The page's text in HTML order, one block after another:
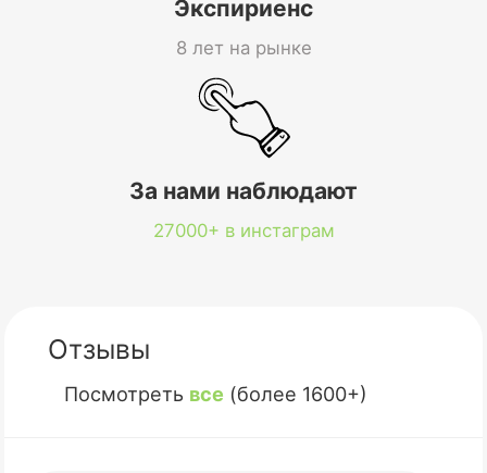
Экспириенс
8 лет на рынке
За нами наблюдают
27000+ в инстаграм
Отзывы
Посмотреть все (более 1600+)